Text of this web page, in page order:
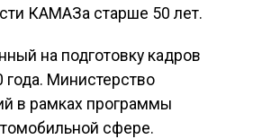
КАМАЗа старше 50 лет.
на подготовку кадров
Министерство
в рамках программы
сфере.